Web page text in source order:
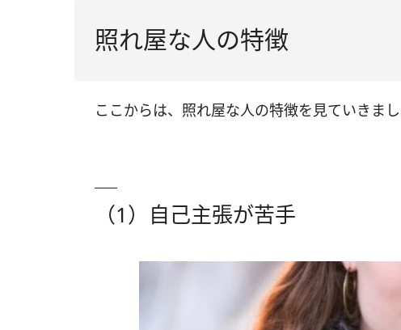
照れ屋な人の特徴
ここからは、照れ屋な人の特徴を見ていきまし
（1）自己主張が苦手